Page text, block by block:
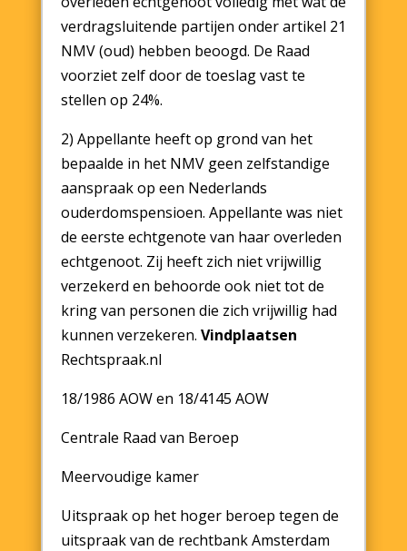
verdragsluitende partijen onder artikel 21
NMV (oud) hebben beoogd. De Raad
voorziet zelf door de toeslag vast te
stellen op 24%.
2) Appellante heeft op grond van het
bepaalde in het NMV geen zelfstandige
aanspraak op een Nederlands
ouderdomspensioen. Appellante was niet
de eerste echtgenote van haar overleden
echtgenoot. Zij heeft zich niet vrijwillig
verzekerd en behoorde ook niet tot de
kring van personen die zich vrijwillig had
kunnen verzekeren. Vindplaatsen
Rechtspraak.nl
18/1986 AOW en 18/4145 AOW
Centrale Raad van Beroep
Meervoudige kamer
Uitspraak op het hoger beroep tegen de
uitspraak van de rechtbank Amsterdam